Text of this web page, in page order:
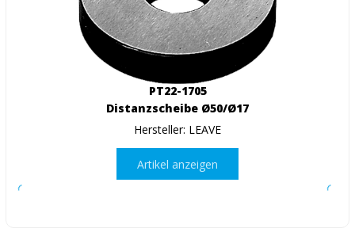
PT22-1705
Distanzscheibe Ø50/Ø17
Hersteller: LEAVE
Artikel anzeigen